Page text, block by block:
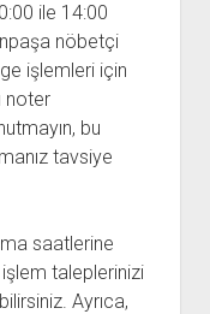
ile 14:00
nöbetçi
işlemleri için
noter
bu
tavsiye
saatlerine
taleplerinizi
Ayrıca,